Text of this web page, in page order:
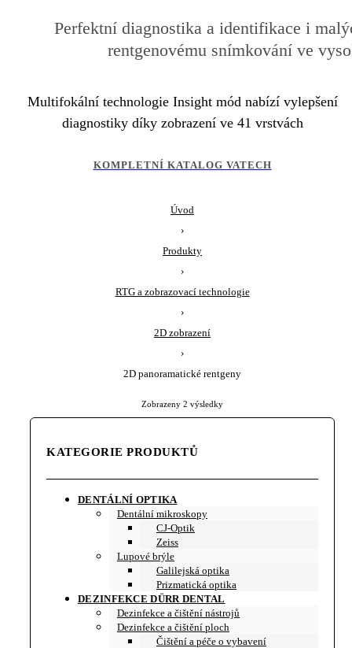
Perfektní diagnostika a identifikace i
rentgenovému snímkování ve
Multifokální technologie Insight mód nabízí vylepšení
diagnostiky díky zobrazení ve 41 vrstvách
KOMPLETNÍ KATALOG VATECH
Úvod
›
Produkty
›
RTG a zobrazovací technologie
›
2D zobrazení
›
2D panoramatické rentgeny
Zobrazeny 2 výsledky
latest
KATEGORIE PRODUKTŮ
DENTÁLNÍ OPTIKA
Dentální mikroskopy
CJ-Optik
Zeiss
Lupové brýle
Galilejská optika
Prizmatická optika
DEZINFEKCE DÜRR DENTAL
Dezinfekce a čištění nástrojů
Dezinfekce a čištění ploch
Čištění a péče o vybavení